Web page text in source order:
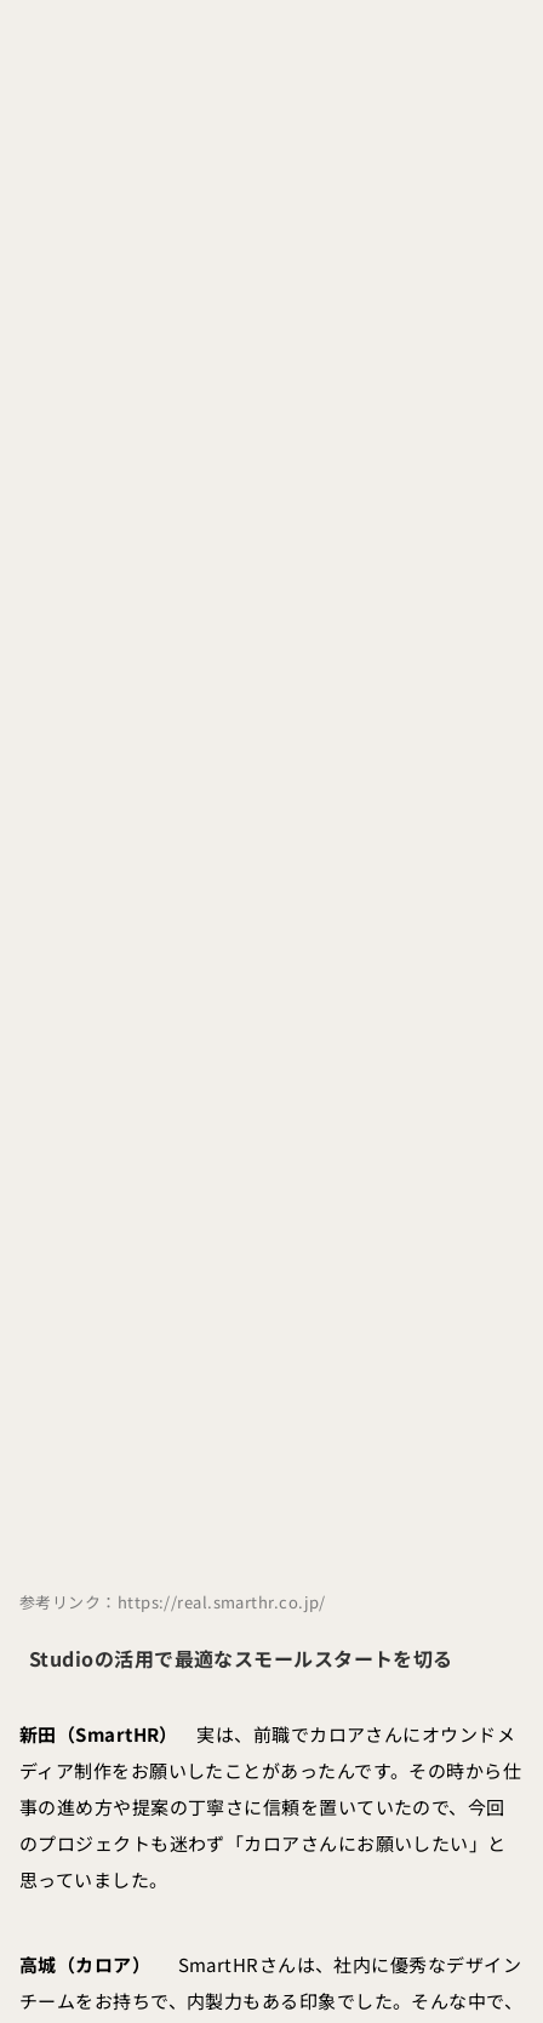
参考リンク： https://real.smarthr.co.jp/
Studioの活用で最適なスモールスタートを切る
新田（SmartHR） 実は、前職でカロアさんにオウンドメ
ディア制作をお願いしたことがあったんです。その時から仕
事の進め方や提案の丁寧さに信頼を置いていたので、今回
のプロジェクトも迷わず「カロアさんにお願いしたい」と
思っていました。
高城（カロア）
SmartHRさんは、社内に優秀なデザイン
チームをお持ちで、内製力もある印象でした。そんな中で、